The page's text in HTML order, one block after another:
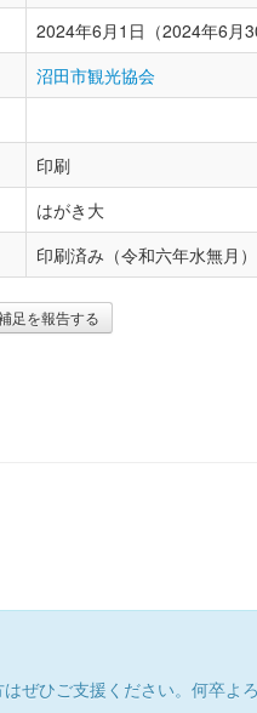
2024年6月1日（2024年6月
沼田市観光協会
印刷
はがき大
印刷済み（令和六年水無月）
足を報告する
ぜひご支援ください。何卒よ